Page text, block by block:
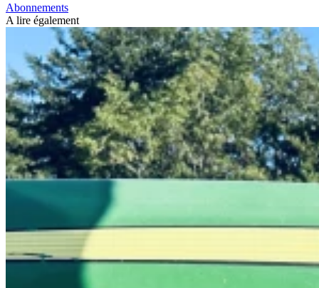
Abonnements
A lire également